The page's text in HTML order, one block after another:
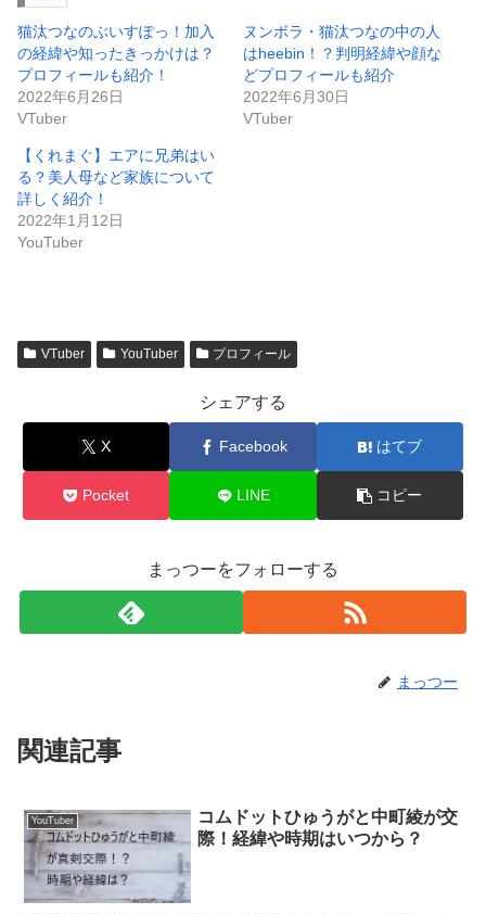
猫汰つなのぶいすぽっ！加入
の経緯や知ったきっかけは？
プロフィールも紹介！
2022年6月26日
VTuber
ヌンボラ・猫汰つなの中の人
はheebin！？判明経緯や顔な
どプロフィールも紹介
2022年6月30日
VTuber
【くれまぐ】エアに兄弟はい
る？美人母など家族について
詳しく紹介！
2022年1月12日
YouTuber
VTuber YouTuber プロフィール
シェアする
X Facebook はてブ
Pocket LINE コピー
まっつーをフォローする
まっつー
関連記事
YouTuber
コムドットひゅうがと中町綾が交
際！経緯や時期はいつから？